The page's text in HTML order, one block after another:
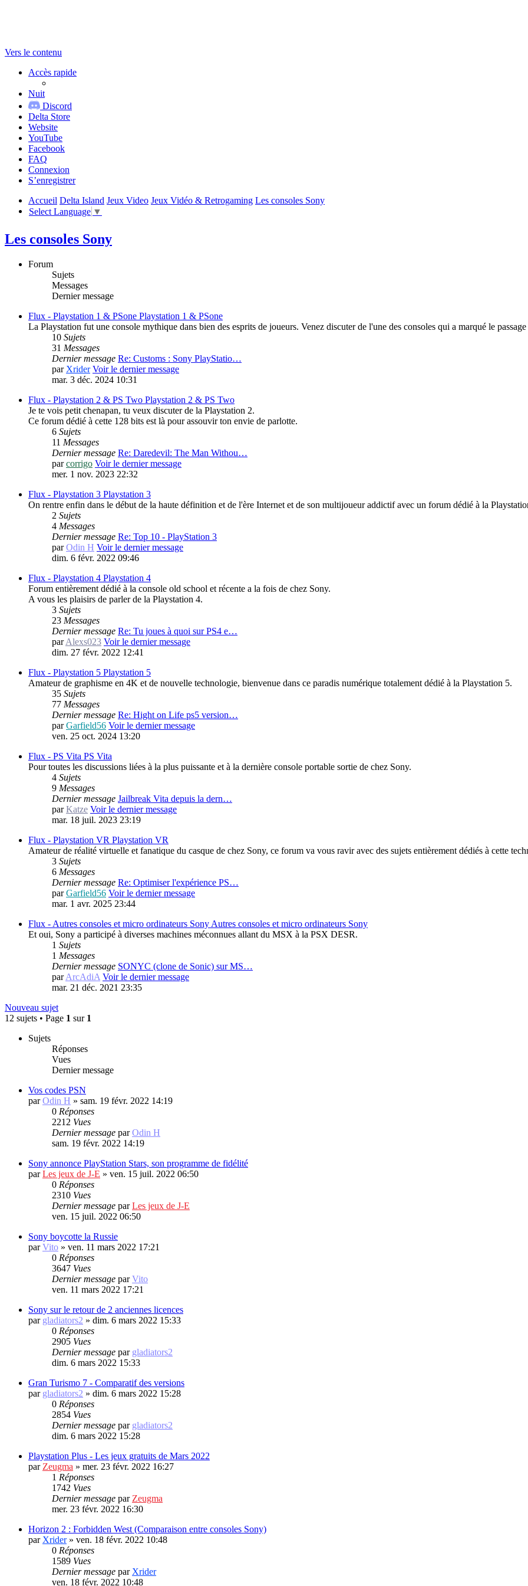
Vers le contenu
Accès rapide
Nuit
Discord
Delta Store
Website
YouTube
Facebook
FAQ
Connexion
S’enregistrer
Accueil Delta Island Jeux Video Jeux Vidéo & Retrogaming Les consoles Sony
Select Language ▼
Les consoles Sony
Forum
Sujets
Messages
Dernier message
Flux - Playstation 1 & PSone Playstation 1 & PSone
La Playstation fut une console mythique dans bien des esprits de joueurs. Venez discuter de l'une des consoles qui a marqué le
10 Sujets
31 Messages
Dernier message Re: Customs : Sony PlayStatio…
par Xrider Voir le dernier message
mar. 3 déc. 2024 10:31
Flux - Playstation 2 & PS Two Playstation 2 & PS Two
Je te vois petit chenapan, tu veux discuter de la Playstation 2.
Ce forum dédié à cette 128 bits est là pour assouvir ton envie de parlotte.
6 Sujets
11 Messages
Dernier message Re: Daredevil: The Man Withou…
parcorrigo Voir le dernier message
mer. 1 nov. 2023 22:32
Flux - Playstation 3 Playstation 3
On rentre enfin dans le début de la haute définition et de l'ère Internet et de son multijoueur addictif avec un forum dédié à la
2 Sujets
4 Messages
Dernier message Re: Top 10 - PlayStation 3
parOdin H Voir le dernier message
dim. 6 févr. 2022 09:46
Flux - Playstation 4 Playstation 4
Forum entièrement dédié à la console old school et récente a la fois de chez Sony.
A vous les plaisirs de parler de la Playstation 4.
3 Sujets
23 Messages
Dernier message Re: Tu joues à quoi sur PS4 e…
parAlexs023 Voir le dernier message
dim. 27 févr. 2022 12:41
Flux - Playstation 5 Playstation 5
Amateur de graphisme en 4K et de nouvelle technologie, bienvenue dans ce paradis numérique totalement dédié à la Playstation 5.
35 Sujets
77 Messages
Dernier message Re: Hight on Life ps5 version…
parGarfield56 Voir le dernier message
ven. 25 oct. 2024 13:20
Flux - PS Vita PS Vita
Pour toutes les discussions liées à la plus puissante et à la dernière console portable sortie de chez Sony.
4 Sujets
9 Messages
Dernier message Jailbreak Vita depuis la dern…
parKatze Voir le dernier message
mar. 18 juil. 2023 23:19
Flux - Playstation VR Playstation VR
Amateur de réalité virtuelle et fanatique du casque de chez Sony, ce forum va vous ravir avec des sujets entièrement dédiés à cette
3 Sujets
6 Messages
Dernier message Re: Optimiser l'expérience PS…
parGarfield56 Voir le dernier message
mar. 1 avr. 2025 23:44
Flux - Autres consoles et micro ordinateurs Sony Autres consoles et micro ordinateurs Sony
Et oui, Sony a participé à diverses machines méconnues allant du MSX à la PSX DESR.
1 Sujets
1 Messages
Dernier message SONYC (clone de Sonic) sur MS…
parArcAdiA Voir le dernier message
mar. 21 déc. 2021 23:35
Nouveau sujet
12 sujets • Page 1 sur 1
Sujets
Réponses
Vues
Dernier message
Vos codes PSN
parOdin H » sam. 19 févr. 2022 14:19
0 Réponses
2212 Vues
Dernier message parOdin H
sam. 19 févr. 2022 14:19
Sony annonce PlayStation Stars, son programme de fidélité
parLes jeux de J-E » ven. 15 juil. 2022 06:50
0 Réponses
2310 Vues
Dernier message parLes jeux de J-E
ven. 15 juil. 2022 06:50
Sony boycotte la Russie
parVito » ven. 11 mars 2022 17:21
0 Réponses
3647 Vues
Dernier message parVito
ven. 11 mars 2022 17:21
Sony sur le retour de 2 anciennes licences
par gladiators2 » dim. 6 mars 2022 15:33
0 Réponses
2905 Vues
Dernier message par gladiators2
dim. 6 mars 2022 15:33
Gran Turismo 7 - Comparatif des versions
par gladiators2 » dim. 6 mars 2022 15:28
0 Réponses
2854 Vues
Dernier message par gladiators2
dim. 6 mars 2022 15:28
Playstation Plus - Les jeux gratuits de Mars 2022
par Zeugma » mer. 23 févr. 2022 16:27
1 Réponses
1742 Vues
Dernier message par Zeugma
mer. 23 févr. 2022 16:30
Horizon 2 : Forbidden West (Comparaison entre consoles Sony)
par Xrider» ven. 18 févr. 2022 10:48
0 Réponses
1589 Vues
Dernier message par Xrider
ven. 18 févr. 2022 10:48